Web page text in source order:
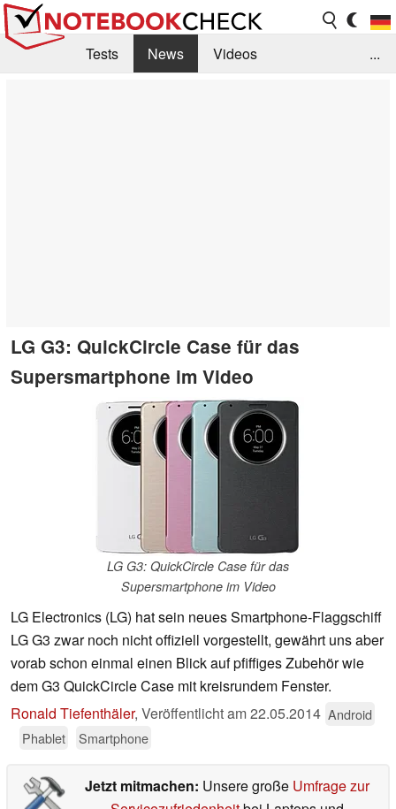
Tests News
Videos
...
LG G3: QuickCircle Case für das
Supersmartphone im Video
LG G3: QuickCircle Case für das
Supersmartphone im Video
LG Electronics (LG) hat sein neues Smartphone-Flaggschiff
LG G3 zwar noch nicht offiziell vorgestellt, gewährt uns aber
vorab schon einmal einen Blick auf pfiffiges Zubehör wie
dem G3 QuickCircle Case mit kreisrundem Fenster.
Ronald Tiefenthäler, Veröffentlicht am22.05.2014 Android
Phablet
Smartphone
Jetzt mitmachen: Unsere große Umfrage zur